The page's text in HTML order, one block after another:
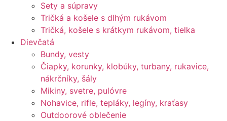
Sety a súpravy
Tričká a košele s dlhým rukávom
Tričká, košele s krátkym rukávom, tielka
Dievčatá
Bundy, vesty
Čiapky, korunky, klobúky, turbany, rukavice,
nákrčníky, šály
Mikiny, svetre, pulóvre
Nohavice, rifle, tepláky, legíny, kraťasy
Outdoorové oblečenie